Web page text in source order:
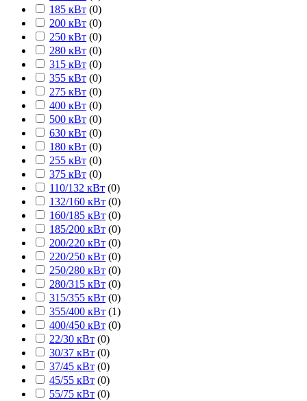
185 кВт (0)
200 кВт (0)
250 кВт (0)
280 кВт (0)
315 кВт (0)
355 кВт (0)
275 кВт (0)
400 кВт (0)
500 кВт (0)
630 кВт (0)
180 кВт (0)
255 кВт (0)
375 кВт (0)
110/132 кВт (0)
132/160 кВт (0)
160/185 кВт (0)
185/200 кВт (0)
200/220 кВт (0)
220/250 кВт (0)
250/280 кВт (0)
280/315 кВт (0)
315/355 кВт (0)
355/400 кВт (1)
400/450 кВт (0)
22/30 кВт (0)
30/37 кВт (0)
37/45 кВт (0)
45/55 кВт (0)
55/75 кВт (0)